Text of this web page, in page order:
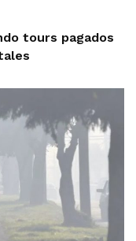
tours pagados